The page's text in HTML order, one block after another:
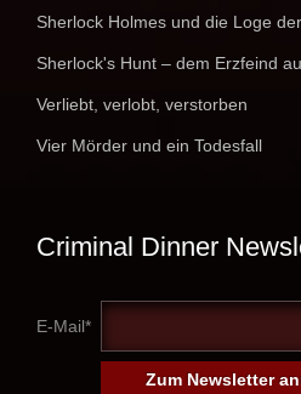
Sherlock Holmes und die Loge
Sherlock's Hunt – dem Erzfeind
Verliebt, verlobt, verstorben
Vier Mörder und ein Todesfall
Criminal Dinner
E-Mail*